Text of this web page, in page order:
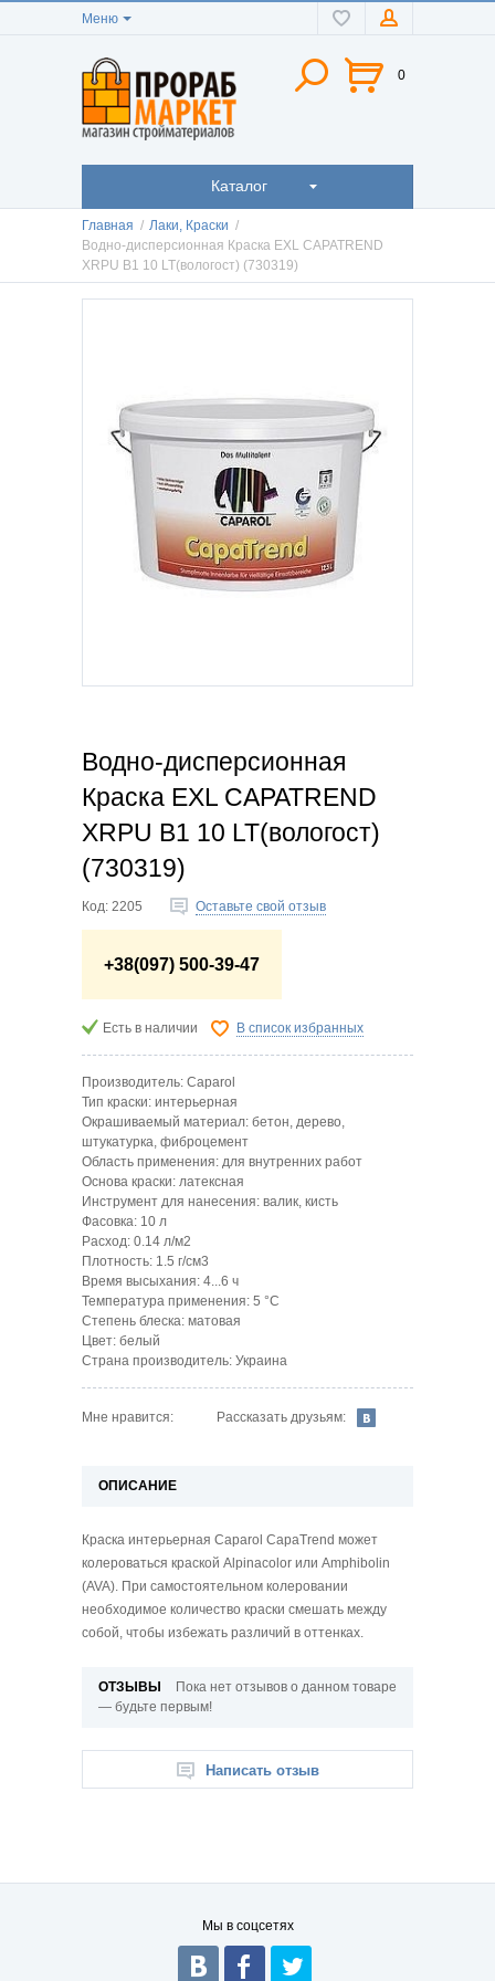
Меню
0
Каталог
Главная / Лаки, Краски /
Водно-дисперсионная Краска EXL CAPATREND
XRPU B1 10 LT(вологост) (730319)
Водно-дисперсионная
Краска EXL CAPATREND
XRPU B1 10 LT(вологост)
(730319)
Код: 2205 Оставьте свой отзыв
+38(097) 500-39-47
Есть в наличии В список избранных
Производитель: Caparol
Тип краски: интерьерная
Окрашиваемый материал: бетон, дерево,
штукатурка, фиброцемент
Область применения: для внутренних работ
Основа краски: латексная
Инструмент для нанесения: валик, кисть
Фасовка: 10 л
Расход: 0.14 л/м2
Плотность: 1.5 г/см3
Время высыхания: 4...6 ч
Температура применения: 5 °C
Степень блеска: матовая
Цвет: белый
Страна производитель: Украина
Мне нравится: Рассказать друзьям:
ОПИСАНИЕ
Краска интерьерная Caparol CapaTrend может
колероваться краской Alpinacolor или Amphibolin
(AVA). При самостоятельном колеровании
необходимое количество краски смешать между
собой, чтобы избежать различий в оттенках.
ОТЗЫВЫ
Пока нет отзывов о данном товаре
— будьте первым!
Написать отзыв
Мы в соцсетях